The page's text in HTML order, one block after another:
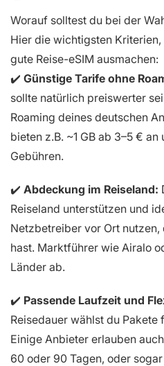
Worauf solltest du bei der
Hier die wichtigsten
gute Reise-eSIM ausmachen:
✔️ Günstige Tarife ohne
sollte natürlich preiswerter
Roaming deines deutschen
bieten z.B. ~1 GB ab 3–5 €
Gebühren.
✔️ Abdeckung im Reiseland:
Reiseland unterstützen und
Netzbetreiber vor Ort
hast. Marktführer wie Airalo
Länder ab.
✔️ Passende Laufzeit und
Reisedauer wählst du Pakete
Einige Anbieter erlauben
60 oder 90 Tagen, oder